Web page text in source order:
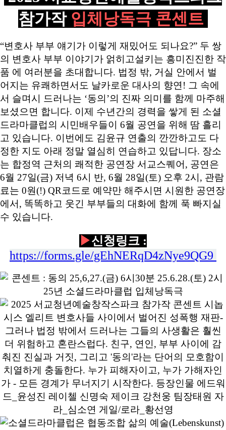
참가작 입체낭독극 콘센트
“변호사 부부 얘기가 이렇게 재밌어도 되나요?” 두 쌍
의 변호사 부부 이야기가 얽히고설키는 흥미진진한 작
품 에 여러분을 초대합니다. 법정 밖, 거실 안에서 벌
어지는 유쾌하면서도 날카로운 대사의 향연! 그 속에
서 슬며시 드러나는 ‘동의’의 진짜 의미를 함께 마주해
보셨으면 합니다. 이제 수년간의 경력을 쌓게 된 소셜
드라마클럽의 시민배우들이 6월 공연을 위해 땀 흘리
고 있습니다. 이번에도 김윤규 연출의 깐깐하고도 다
정한 지도 아래 정말 열심히 연습하고 있답니다. 장소
는 합정역 근처의 쾌적한 공연장 서교스퀘어, 공연은
6월 27일(금) 저녁 6시 반, 6월 28일(토) 오후 2시, 관람
료는 0원(!) QR코드로 예약만 해주시면 시원한 공연장
에서, 똑똑하고 웃긴 부부들의 대화에 함께 푹 빠지실
수 있습니다.
▶신청링크 :
https://forms.gle/gEhNERqD4zNye9QG9